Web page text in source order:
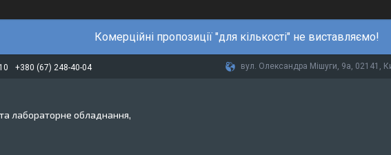
Комерційні пропозиції "для кількості" не виставляємо!
+380 (67) 248-40-04 вул. Олександра Мішуги, 9а, 02141,
лабораторне обладнання,